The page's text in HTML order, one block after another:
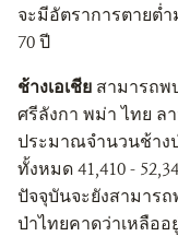
จะมีอัตราการตายต่
70 ปี
ช้างเอเชีย สามารถพ
ศรีลังกา พม่า ไทย ล
ประมาณจำนวนช้างป่
ทั้งหมด 41,410 -
ปัจจุบันจะยังสามาร
ป่าไทยคาดว่าเหลืออ